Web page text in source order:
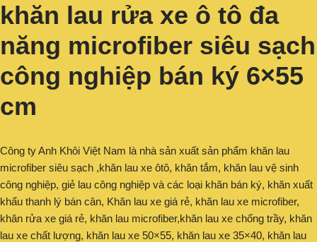
khăn lau rửa xe ô tô đa
năng microfiber siêu sạch
công nghiệp bán ký 6×55
cm
Công ty Anh Khôi Việt Nam là nhà sản xuất sản phẩm khăn lau
microfiber siêu sạch ,khăn lau xe ôtô, khăn tắm, khăn lau vệ sinh
công nghiệp, giẻ lau công nghiệp và các loại khăn bán ký, khăn xuất
khẩu thanh lý bán cân, Khăn lau xe giá rẻ, khăn lau xe microfiber,
khăn rửa xe giá rẻ, khăn lau microfiber,khăn lau xe chống trầy, khăn
lau xe chất lượng, khăn lau xe 50×55, khăn lau xe 35×40, khăn lau